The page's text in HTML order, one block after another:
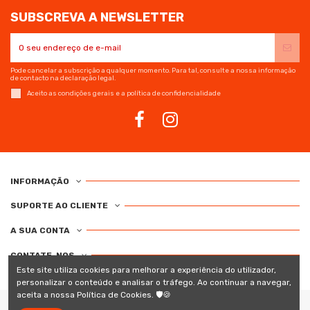
SUBSCREVA A NEWSLETTER
Pode cancelar a subscrição a qualquer momento. Para tal, consulte a nossa informação
de contacto na declaração legal.
Aceito as condições gerais e a política de confidencialidade
INFORMAÇÃO
SUPORTE AO CLIENTE
A SUA CONTA
CONTATE-NOS
Este site utiliza cookies para melhorar a experiência do utilizador,
personalizar o conteúdo e analisar o tráfego. Ao continuar a navegar,
aceita a nossa Política de Cookies. 🛡️🍪